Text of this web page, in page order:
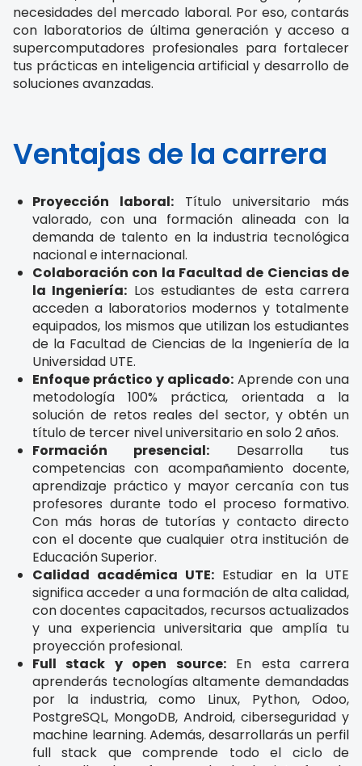
necesidades del mercado laboral. Por eso, contarás
con laboratorios de última generación y acceso a
supercomputadores profesionales para fortalecer
tus prácticas en inteligencia artificial y desarrollo de
soluciones avanzadas.
Ventajas de la carrera
Proyección laboral: Título universitario más
valorado, con una formación alineada con la
demanda de talento en la industria tecnológica
nacional e internacional.
Colaboración con la Facultad de Ciencias de
la Ingeniería: Los estudiantes de esta carrera
acceden a laboratorios modernos y totalmente
equipados, los mismos que utilizan los estudiantes
de la Facultad de Ciencias de la Ingeniería de la
Universidad UTE.
Enfoque práctico y aplicado: Aprende con una
metodología 100% práctica, orientada a la
solución de retos reales del sector, y obtén un
título de tercer nivel universitario en solo 2 años.
Formación presencial: Desarrolla tus
competencias con acompañamiento docente,
aprendizaje práctico y mayor cercanía con tus
profesores durante todo el proceso formativo.
Con más horas de tutorías y contacto directo
con el docente que cualquier otra institución de
Educación Superior.
Calidad académica UTE: Estudiar en la UTE
significa acceder a una formación de alta calidad,
con docentes capacitados, recursos actualizados
y una experiencia universitaria que amplía tu
proyección profesional.
Full stack y open source:En esta carrera
aprenderás tecnologías altamente demandadas
por la industria, como Linux, Python, Odoo,
PostgreSQL, MongoDB, Android, ciberseguridad y
machine learning. Además, desarrollarás un perfil
full stack que comprende todo el ciclo de